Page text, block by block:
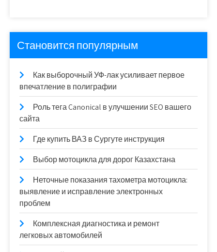
Становится популярным
Как выборочный УФ-лак усиливает первое
впечатление в полиграфии
Роль тега Canonical в улучшении SEO вашего
сайта
Где купить ВАЗ в Сургуте инструкция
Выбор мотоцикла для дорог Казахстана
Неточные показания тахометра мотоцикла:
выявление и исправление электронных
проблем
Комплексная диагностика и ремонт
легковых автомобилей